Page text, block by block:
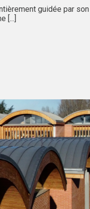
guidée par son
[...]